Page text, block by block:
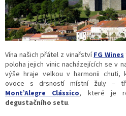
Vína našich přátel z vinařstvíFG Wines
poloha jejich vinic nacházejících se v
výše hraje velkou v harmonii chuti,
ovoce s drsností místní žuly –
Mont’Alegre Clássico, které je
degustačního setu.